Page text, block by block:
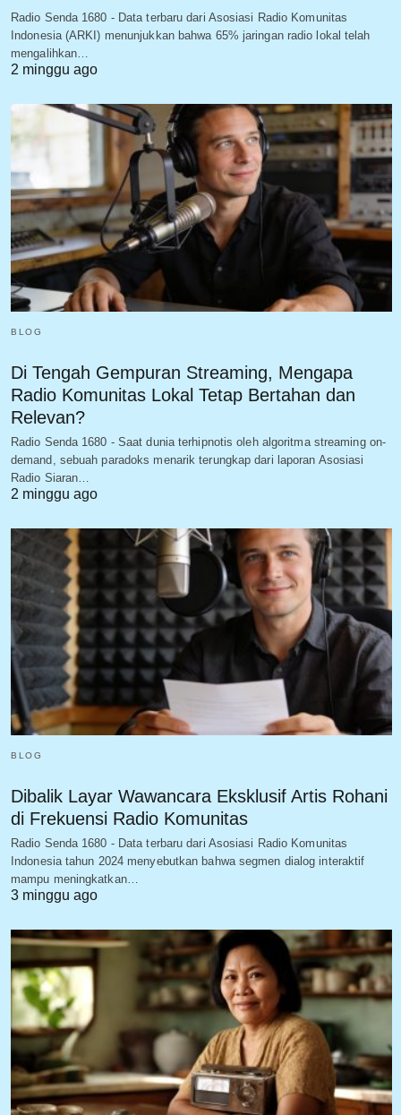
Radio Senda 1680 - Data terbaru dari Asosiasi Radio Komunitas
Indonesia (ARKI) menunjukkan bahwa 65% jaringan radio lokal telah
mengalihkan…
2 minggu ago
BLOG
Di Tengah Gempuran Streaming, Mengapa
Radio Komunitas Lokal Tetap Bertahan dan
Relevan?
Radio Senda 1680 - Saat dunia terhipnotis oleh algoritma streaming on-
demand, sebuah paradoks menarik terungkap dari laporan Asosiasi
Radio Siaran…
2 minggu ago
BLOG
Dibalik Layar Wawancara Eksklusif Artis Rohani
di Frekuensi Radio Komunitas
Radio Senda 1680 - Data terbaru dari Asosiasi Radio Komunitas
Indonesia tahun 2024 menyebutkan bahwa segmen dialog interaktif
mampu meningkatkan…
3 minggu ago